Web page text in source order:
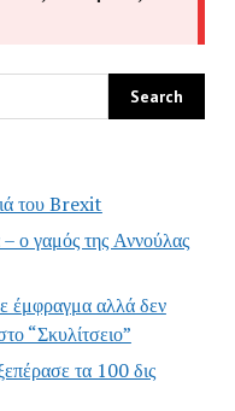
του Brexit
ο γαμός της Αννούλας
έμφραγμα αλλά δεν
“Σκυλίτσειο”
τα 100 δις